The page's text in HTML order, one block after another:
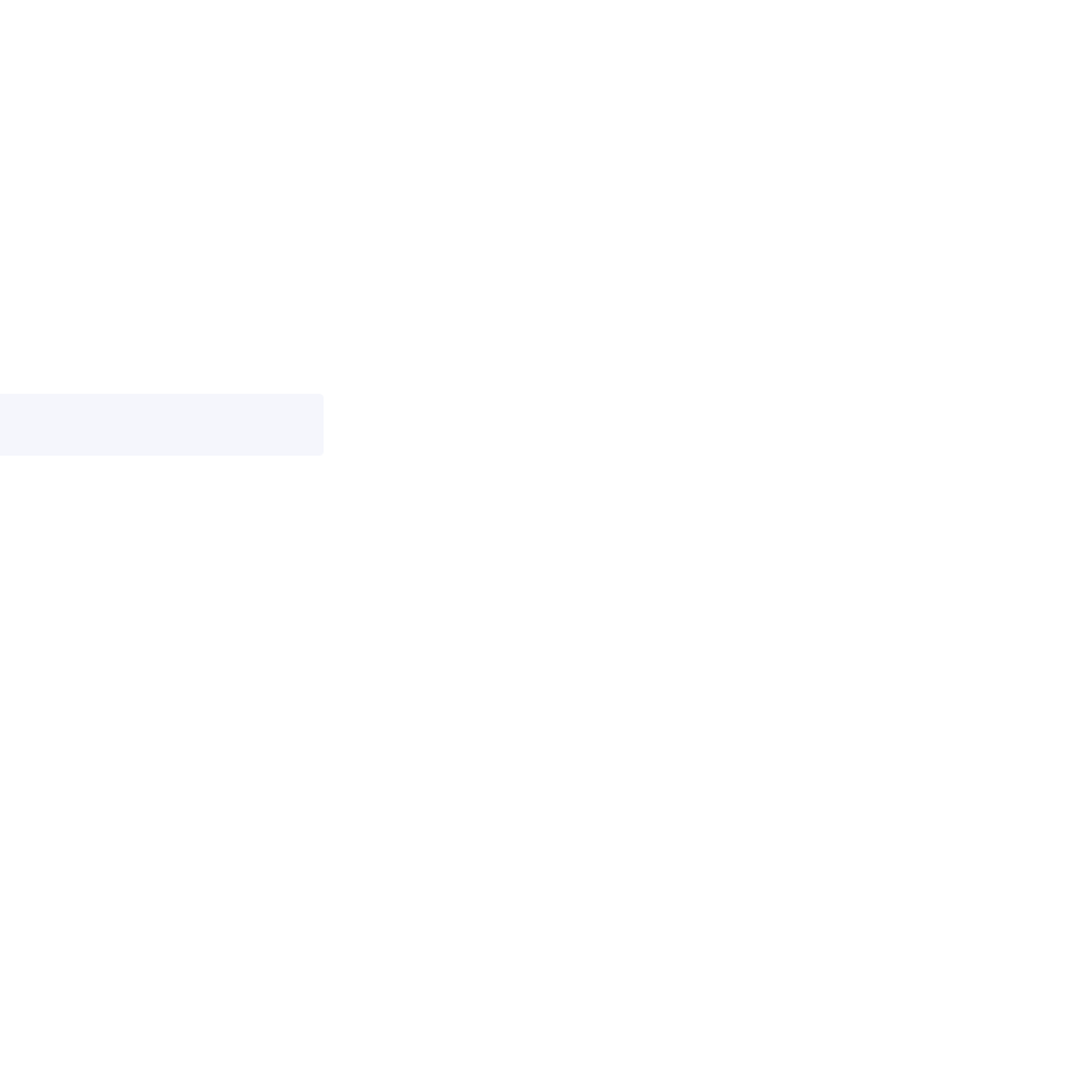
относительно безопасности применения препарата у пациентов
в 2,4 раза у пациентов с нарушением функции почек умеренной
функцией почек.
не изучалась.